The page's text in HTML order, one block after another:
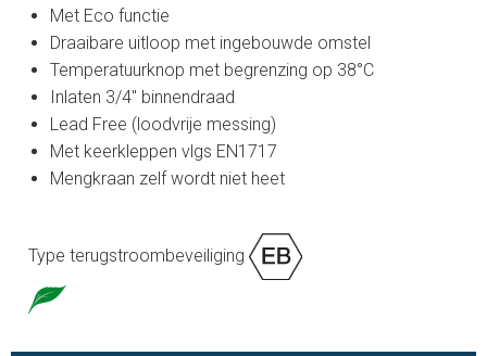
Met Eco functie
Draaibare uitloop met ingebouwde omstel
Temperatuurknop met begrenzing op 38°C
Inlaten 3/4" binnendraad
Lead Free (loodvrije messing)
Met keerkleppen vlgs EN1717
Mengkraan zelf wordt niet heet
Type terugstroombeveiliging